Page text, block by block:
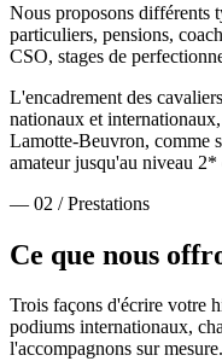
Nous proposons différents
particuliers, pensions,
CSO, stages de
L'encadrement des
nationaux et
Lamotte-Beuvron, comme
amateur jusqu'au niveau 2*
— 02 / Prestations
Ce que nous
Trois façons d'écrire votre
podiums internationaux,
l'accompagnons sur mesure.